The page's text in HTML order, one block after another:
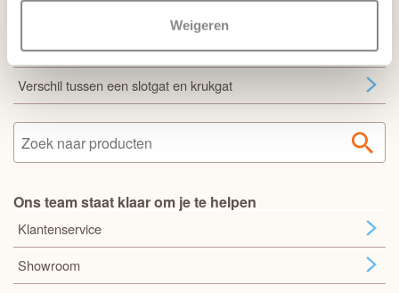
Weigeren
Sloten en bewerkingen
Verschil tussen een slotgat en krukgat
Ons team staat klaar om je te helpen
Klantenservice
Showroom